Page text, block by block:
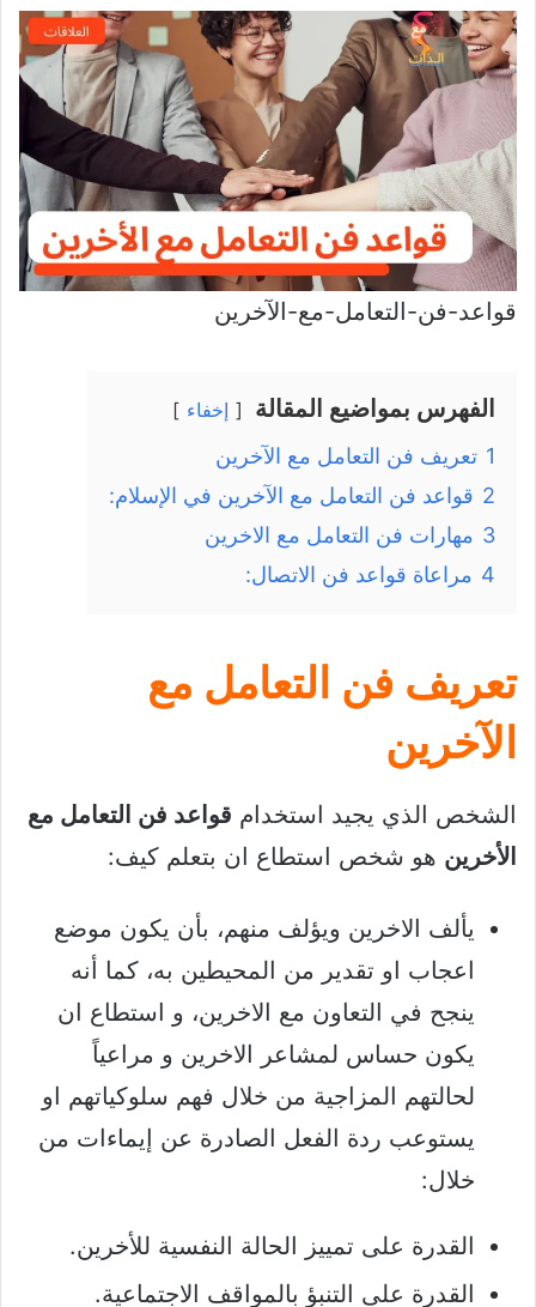
قواعد-فن-التعامل-مع-الآخرين
الفهرس بمواضيع المقالة إخفاء
1 تعريف فن التعامل مع الآخرين
2 قواعد فن التعامل مع الآخرين في الإسلام:
3 مهارات فن التعامل مع الاخرين
4 مراعاة قواعد فن الاتصال:
تعريف فن التعامل مع
الآخرين
الشخص الذي يجيد استخدام قواعد فن التعامل مع
الأخرين هو شخص استطاع ان بتعلم كيف:
يألف الاخرين ويؤلف منهم، بأن يكون موضع
اعجاب او تقدير من المحيطين به، كما أنه
ينجح في التعاون مع الاخرين، و استطاع ان
يكون حساس لمشاعر الاخرين و مراعياً
لحالتهم المزاجية من خلال فهم سلوكياتهم او
يستوعب ردة الفعل الصادرة عن إيماءات من
خلال:
القدرة على تمييز الحالة النفسية للأخرين.
القدرة على التنبؤ بالمواقف الاجتماعية.